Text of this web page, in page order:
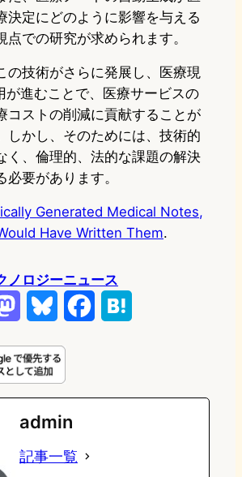
決定にどのように影響を与える
点での研究が求められます。
の技術がさらに発展し、医療現
が進むことで、医療サービスの
コストの削減に貢献することが
しかし、そのためには、技術的
く、倫理的、法的な課題の解決
必要があります。
Generated Medical Notes,
Have Written Them.
ノロジーニュース
s
t
o
d
u
e
s
k
e
e
admin
記事一覧